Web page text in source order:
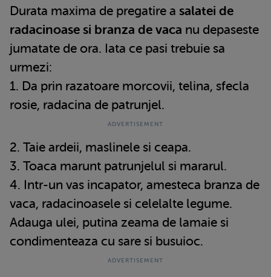
Durata maxima de pregatire a salatei de
radacinoase si branza de vaca nu depaseste
jumatate de ora. Iata ce pasi trebuie sa
urmezi:
1. Da prin razatoare morcovii, telina, sfecla
rosie, radacina de patrunjel.
2. Taie ardeii, maslinele si ceapa.
3. Toaca marunt patrunjelul si mararul.
4. Intr-un vas incapator, amesteca branza de
vaca, radacinoasele si celelalte legume.
Adauga ulei, putina zeama de lamaie si
condimenteaza cu sare si busuioc.